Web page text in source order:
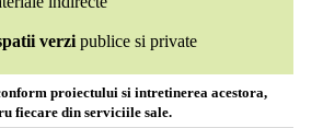
verzipublice si private
proiectului si intretinerea acestora,
fiecare din serviciile sale.